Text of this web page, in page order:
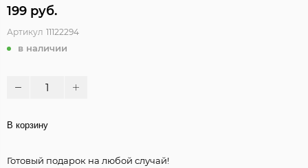
199 руб.
Артикул 11122294
в наличии
В корзину
Готовый подарок на любой случай!